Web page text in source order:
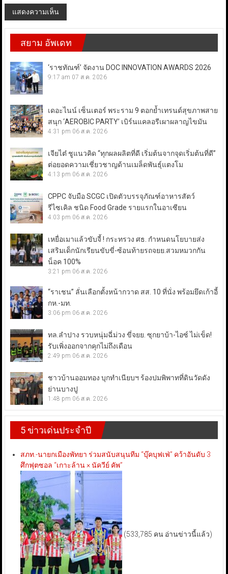
สยาม อัพเดท
‘ราชทัณฑ์’ จัดงาน DOC INNOVATION AWARDS 2026
9:17 am 07 ส.ค. 2026
เดอะไนน์ เซ็นเตอร์ พระราม 9 ตอกย้ำเทรนด์สุขภาพสาย
สนุก ‘AEROBIC PARTY’ เบิร์นแคลอรีเผาผลาญไขมัน
4:31 pm 06 ส.ค. 2026
เจียไต๋ ชูแนวคิด “ทุกผลผลิตที่ดี เริ่มต้นจากจุดเริ่มต้นที่ดี”
ต่อยอดความเชี่ยวชาญด้านเมล็ดพันธุ์แตงโม
4:13 pm 06 ส.ค. 2026
CPPC จับมือ SCGC เปิดตัวบรรจุภัณฑ์อาหารสัตว์
รีไซเคิล ชนิด Food Grade รายแรกในอาเซียน
4:03 pm 06 ส.ค. 2026
เหยื่อเมาแล้วขับจี้ ! กระทรวง ศธ. กำหนดนโยบายส่ง
เสริมเด็กนักเรียนขับขี่-ซ้อนท้ายรถจยย.สวมหมวกกัน
น็อค 100%
3:21 pm 06 ส.ค. 2026
“ราเชน” ลั่นเลือกตั้งหน้ากวาด สส. 10 ที่นั่ง พร้อมยึดเก้าอี้
กห.-มท.
3:06 pm 06 ส.ค. 2026
ทล.ลำปาง รวบหนุ่มฉี่ม่วง ขี่จยย. ซุกยาบ้า-ไอซ์ ไม่เข็ด!
รับเพิ่งออกจากคุกไม่ถึงเดือน
2:49 pm 06 ส.ค. 2026
ชาวบ้านออมทอง บุกทำเนียบฯ ร้องปมพิพาทที่ดินวัดดัง
ย่านบางปู
1:48 pm 06 ส.ค. 2026
5 ข่าวเด่นประจำปี
สภท.-นายกเมืองพัทยา ร่วมสนับสนุนทีม “บุ๊คบุฟเฟ่” คว้าอันดับ 3
ศึกฟุตซอล “เกาะล้าน × นัควีย์ คัพ”
(533,785 คน อ่านข่าวนี้แล้ว)